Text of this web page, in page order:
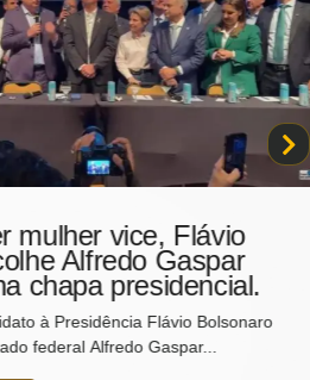
nova turnê em
seus 50 anos
Teatro Riomar, em Fortaleza, dia
espetáculo “Que...